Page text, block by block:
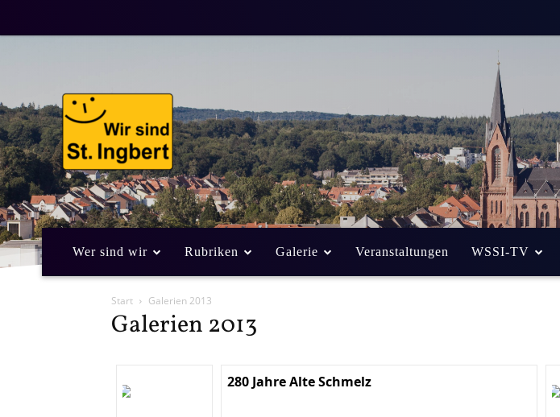
Wer sind wir Rubriken Galerie Veranstaltungen WSSI-TV
Start Galerien 2013
Galerien 2013
280 Jahre Alte Schmelz